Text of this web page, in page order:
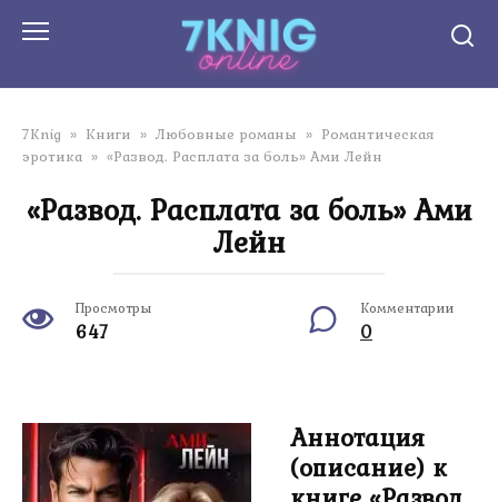
7Knig » Книги » Любовные романы » Романтическая
эротика » «Развод. Расплата за боль» Ами Лейн
«Развод. Расплата за боль» Ами
Лейн
Просмотры
647
Комментарии
0
Аннотация
(описание) к